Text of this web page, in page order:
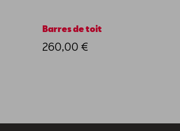
Barres de toit
260,00 €